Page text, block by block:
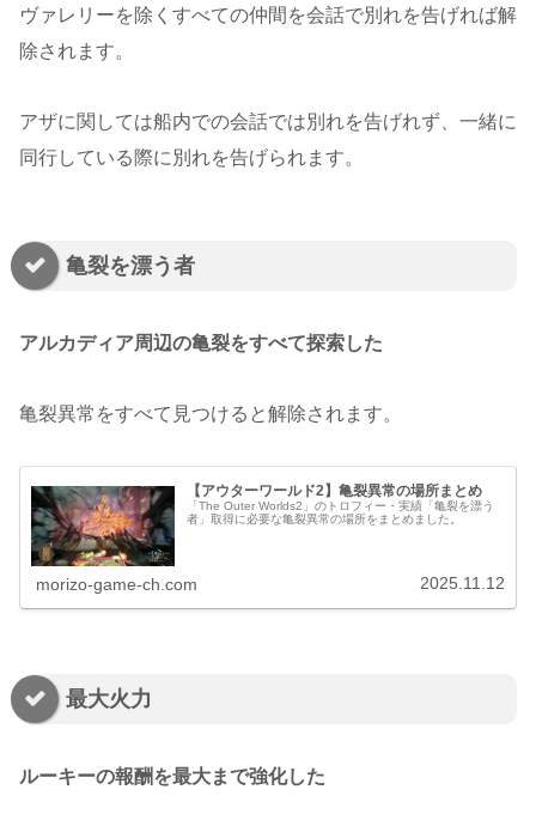
ヴァレリーを除くすべての仲間を会話で別れを告げれば解
除されます。
アザに関しては船内での会話では別れを告げれず、一緒に
同行している際に別れを告げられます。
亀裂を漂う者
アルカディア周辺の亀裂をすべて探索した
亀裂異常をすべて見つけると解除されます。
【アウターワールド2】亀裂異常の場所まとめ
「The Outer Worlds2」のトロフィー・実績「亀裂を漂う
者」取得に必要な亀裂異常の場所をまとめました。
morizo-game-ch.com 2025.11.12
最大火力
ルーキーの報酬を最大まで強化した